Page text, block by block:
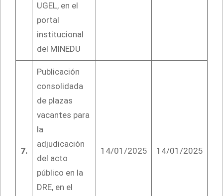
UGEL, en el
portal
institucional
del MINEDU
7.
Publicación
consolidada
de plazas
vacantes para
la
adjudicación
del acto
público en la
DRE, en el
14/01/2025 14/01/2025